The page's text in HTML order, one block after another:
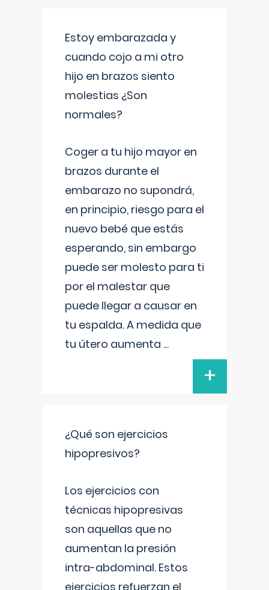
Estoy embarazada y
cuando cojo a mi otro
hijo en brazos siento
molestias ¿Son
normales?
Coger a tu hijo mayor en
brazos durante el
embarazo no supondrá,
en principio, riesgo para el
nuevo bebé que estás
esperando, sin embargo
puede ser molesto para ti
por el malestar que
puede llegar a causar en
tu espalda. A medida que
tu útero aumenta ...
+
¿Qué son ejercicios
hipopresivos?
Los ejercicios con
técnicas hipopresivas
son aquellas que no
aumentan la presión
intra-abdominal. Estos
ejercicios refuerzan el